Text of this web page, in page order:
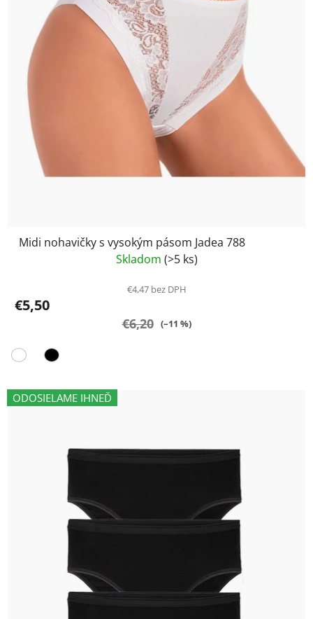
Midi nohavičky s vysokým pásom Jadea 788
Skladom (>5 ks)
€4,47 bez DPH
€5,50
€6,20 (–11 %)
ODOSIELAME IHNEĎ